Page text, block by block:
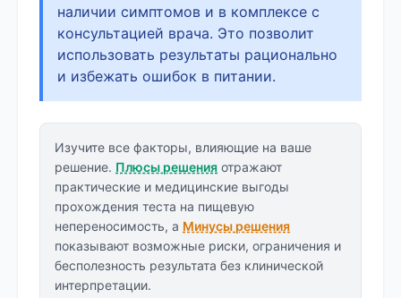
наличии симптомов и в комплексе с
консультацией врача. Это позволит
использовать результаты рационально
и избежать ошибок в питании.
Изучите все факторы, влияющие на ваше
решение. Плюсы решения отражают
практические и медицинские выгоды
прохождения теста на пищевую
непереносимость, а Минусы решения
показывают возможные риски, ограничения и
бесполезность результата без клинической
интерпретации.